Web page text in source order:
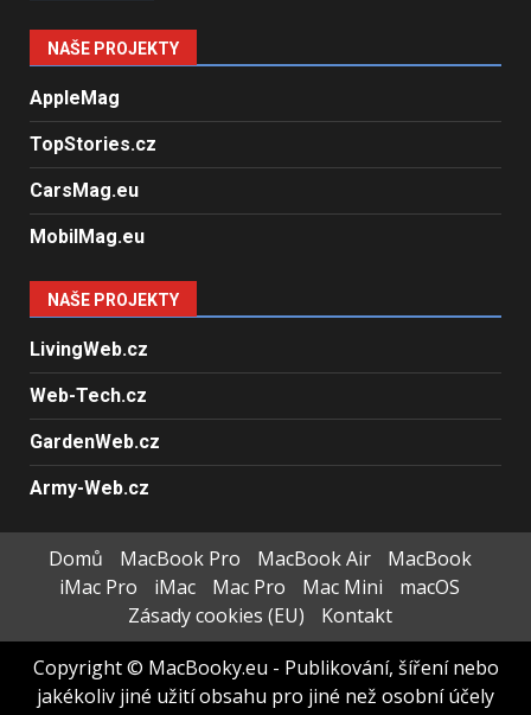
NAŠE PROJEKTY
AppleMag
TopStories.cz
CarsMag.eu
MobilMag.eu
NAŠE PROJEKTY
LivingWeb.cz
Web-Tech.cz
GardenWeb.cz
Army-Web.cz
Domů MacBook Pro MacBook Air
MacBook
iMac Pro
iMac Mac Pro Mac Mini
macOS
Zásady cookies (EU)
Kontakt
Copyright © MacBooky.eu - Publikování, šíření nebo
jakékoliv jiné užití obsahu pro jiné než osobní účely